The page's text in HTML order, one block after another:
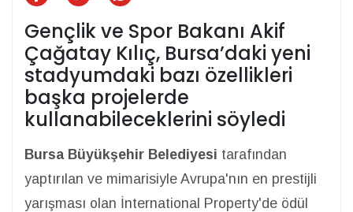
Gençlik ve Spor Bakanı Akif
Çağatay Kılıç, Bursa’daki yeni
stadyumdaki bazı özellikleri
başka projelerde
kullanabileceklerini söyledi
Bursa Büyükşehir Belediyesi tarafından
yaptırılan ve mimarisiyle Avrupa'nın en prestijli
yarışması olan İnternational Property'de ödül